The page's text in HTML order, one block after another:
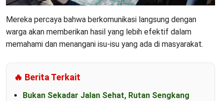
Mereka percaya bahwa berkomunikasi langsung dengan
warga akan memberikan hasil yang lebih efektif dalam
memahami dan menangani isu-isu yang ada di masyarakat.
🔥 Berita Terkait
Bukan Sekadar Jalan Sehat, Rutan Sengkang